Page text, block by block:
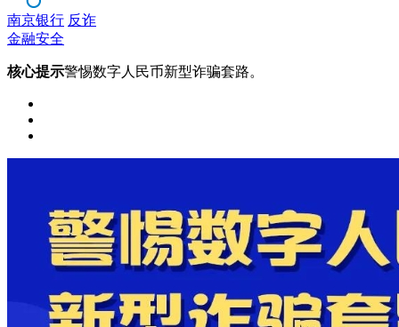
南京银行 反诈
金融安全
核心提示警惕数字人民币新型诈骗套路。